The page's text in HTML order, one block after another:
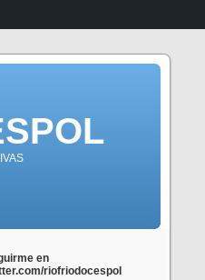
en
riofriodocespol